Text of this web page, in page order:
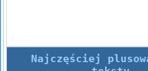
Najczęściej